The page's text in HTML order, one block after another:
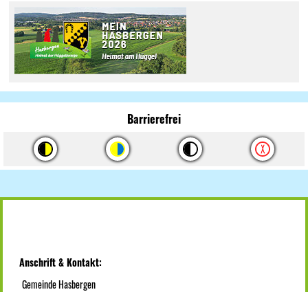
Barrierefrei
Anschrift & Kontakt:
Gemeinde Hasbergen